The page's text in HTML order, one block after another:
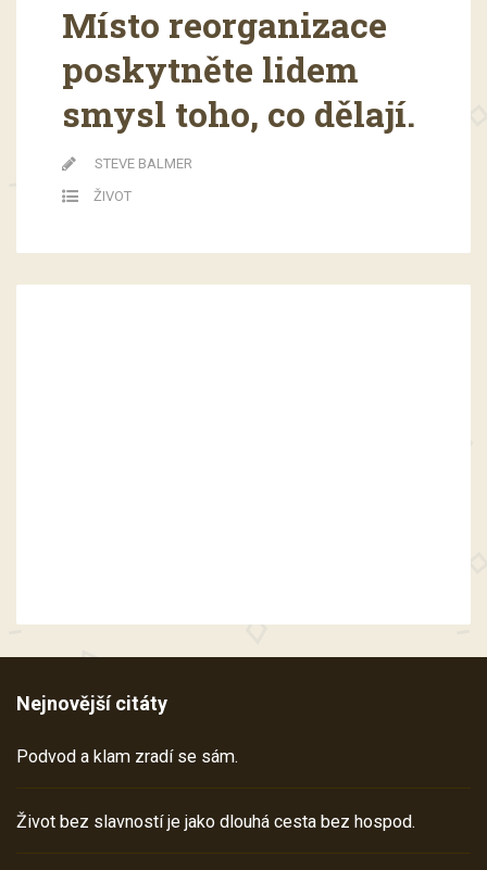
Místo reorganizace
poskytněte lidem
smysl toho, co dělají.
STEVE BALMER
ŽIVOT
Nejnovější citáty
Podvod a klam zradí se sám.
Život bez slavností je jako dlouhá cesta bez hospod.